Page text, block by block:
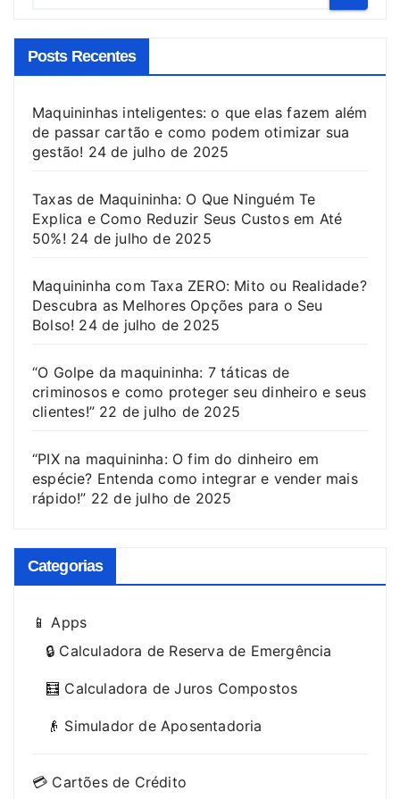
Posts Recentes
Maquininhas inteligentes: o que elas fazem além
de passar cartão e como podem otimizar sua
gestão! 24 de julho de 2025
Taxas de Maquininha: O Que Ninguém Te
Explica e Como Reduzir Seus Custos em Até
50%! 24 de julho de 2025
Maquininha com Taxa ZERO: Mito ou Realidade?
Descubra as Melhores Opções para o Seu
Bolso! 24 de julho de 2025
“O Golpe da maquininha: 7 táticas de
criminosos e como proteger seu dinheiro e seus
clientes!” 22 de julho de 2025
“PIX na maquininha: O fim do dinheiro em
espécie? Entenda como integrar e vender mais
rápido!” 22 de julho de 2025
Categorias
📱 Apps
🔒 Calculadora de Reserva de Emergência
🧮 Calculadora de Juros Compostos
👴 Simulador de Aposentadoria
💳 Cartões de Crédito